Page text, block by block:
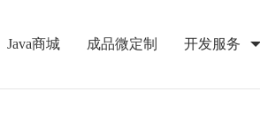
Java商城 成品微定制 开发服务